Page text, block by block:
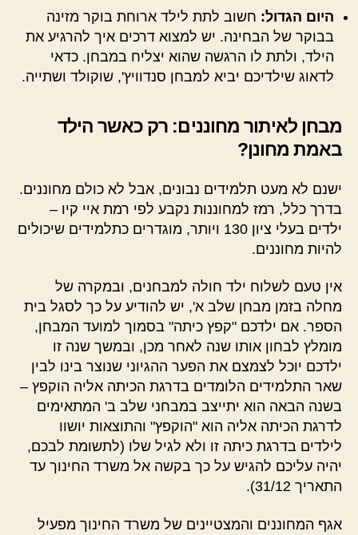
היום הגדול: חשוב לתת לילד ארוחת בוקר מזינה
בבוקר של הבחינה. יש למצוא דרכים איך להרגיע את
הילד, ולתת לו הרגשה שהוא יצליח במבחן. כדאי
לדאוג שילדיכם יביא למבחן סנדוויץ', שוקולד ושתייה.
מבחן לאיתור מחוננים: רק כאשר הילד
באמת מחונן?
ישנם לא מעט תלמידים נבונים, אבל לא כולם מחוננים.
בדרך כלל, רמז למחוננות נקבע לפי רמת איי קיו –
ילדים בעלי ציון 130 ויותר, מוגדרים כתלמידים שיכולים
להיות מחוננים.
אין טעם לשלוח ילד חולה למבחנים, ובמקרה של
מחלה בזמן מבחן שלב א', יש להודיע על כך לסגל בית
הספר. אם ילדכם "קפץ כיתה" בסמוך למועד המבחן,
מומלץ לבחון אותו שנה לאחר מכן, ובמשך שנה זו
ילדכם יוכל לצמצם את הפער ההגיוני שנוצר בינו לבין
שאר התלמידים הלומדים בדרגת הכיתה אליה הוקפץ –
בשנה הבאה הוא יתייצב במבחני שלב ב' המתאימים
לדרגת הכיתה אליה הוא "הוקפץ" והתוצאות יושוו
לילדים בדרגת כיתה זו ולא לגיל שלו (לתשומת לבכם,
יהיה עליכם להגיש על כך בקשה אל משרד החינוך עד
התאריך 31/12).
אגף המחוננים והמצטיינים של משרד החינוך מפעיל